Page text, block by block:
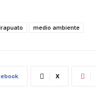
medio ambiente
X